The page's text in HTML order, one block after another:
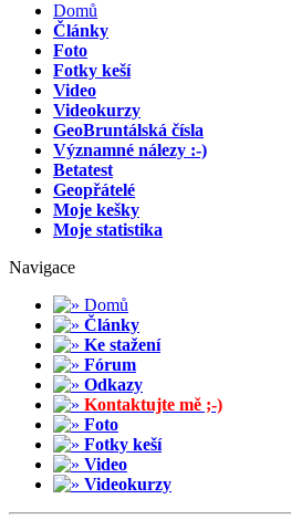
Domů
Články
Foto
Fotky keší
Video
Videokurzy
GeoBruntálská čísla
Významné nálezy :-)
Betatest
Geopřátelé
Moje kešky
Moje statistika
Navigace
Domů
Články
Ke stažení
Fórum
Odkazy
Kontaktujte mě ;-)
Foto
Fotky keší
Video
Videokurzy